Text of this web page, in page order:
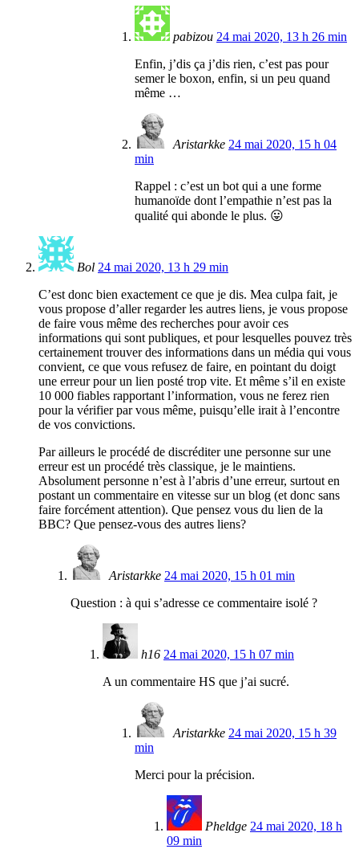
pabizou 24 mai 2020, 13 h 26 min
Enfin, j’dis ça j’dis rien, c’est pas pour
semer le boxon, enfin, si un peu quand
même …
Aristarkke 24 mai 2020, 15 h 04
min
Rappel : c’est un bot qui a une forme
humanoïde dont l’empathie n’est pas la
qualité qui abonde le plus. 😛
Bol 24 mai 2020, 13 h 29 min
C’est donc bien exactement ce que je dis. Mea culpa fait, je
vous propose d’aller regarder les autres liens, je vous propose
de faire vous même des recherches pour avoir ces
informations qui sont publiques, et pour lesquelles pouvez très
certainement trouver des informations dans un média qui vous
convient, ce que vous refusez de faire, en pointant du doigt
une erreur pour un lien posté trop vite. Et même s’il en existe
10 000 fiables rapportant l’information, vous ne ferez rien
pour la vérifier par vous même, puisqu’elle irait à l’encontre
de vos convictions.
Par ailleurs le procédé de discréditer une personne sur une
erreur est un procédé très classique, je le maintiens.
Absolument personne n’est à l’abris d’une erreur, surtout en
postant un commentaire en vitesse sur un blog (et donc sans
faire forcément attention). Que pensez vous du lien de la
BBC? Que pensez-vous des autres liens?
Aristarkke 24 mai 2020, 15 h 01 min
Question : à qui s’adresse ce commentaire isolé ?
h16 24 mai 2020, 15 h 07 min
A un commentaire HS que j’ai sucré.
Aristarkke 24 mai 2020, 15 h 39
min
Merci pour la précision.
Pheldge 24 mai 2020, 18 h
09 min